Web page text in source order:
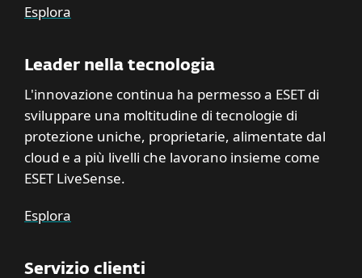
Esplora
Leader nella tecnologia
L'innovazione continua ha permesso a ESET di
sviluppare una moltitudine di tecnologie di
protezione uniche, proprietarie, alimentate dal
cloud e a più livelli che lavorano insieme come
ESET LiveSense.
Esplora
Servizio clienti